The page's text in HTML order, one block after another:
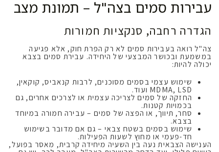
עבירות סמים בצה"ל – תמונת מצב
הגדרה רחבה, סנקציות חמורות
צה"ל רואה בעבירות סמים לא רק הפרת חוק, אלא פגיעה
במשמעת ובכושר המבצעי של היחידה. עבירת סמים בצבא
יכולה להיות:
שימוש עצמי בסמים מסוכנים, לרבות קנאביס, קוקאין,
MDMA, LSD ועוד.
החזקה של סמים לצריכה עצמית או לצרכים אחרים, גם
בכמויות קטנות.
סחר, תיווך, או הפצה של סמים – עבירה חמורה במיוחד
בצבא.
שימוש בסמים בשטח צבאי – גם אם מדובר בשימוש
חד-פעמי או מחוץ לשעות הפעילות.
הענישה הצבאית נעה בין השעיה מיחידה קרבית, מאסר בפועל,